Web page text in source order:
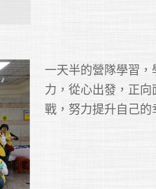
一天半的營隊學習
力，從心出發，正
戰，努力提升自己的